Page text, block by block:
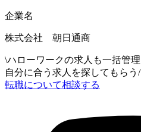
企業名
株式会社 朝日通商
\ハローワークの求人も一括管理
自分に合う求人を探してもらう /
転職について相談する